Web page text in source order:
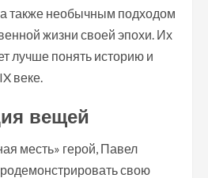
также необычным подходом
жизни своей эпохи. Их
лучше понять историю и
веке.
вещей
месть» герой, Павел
свою